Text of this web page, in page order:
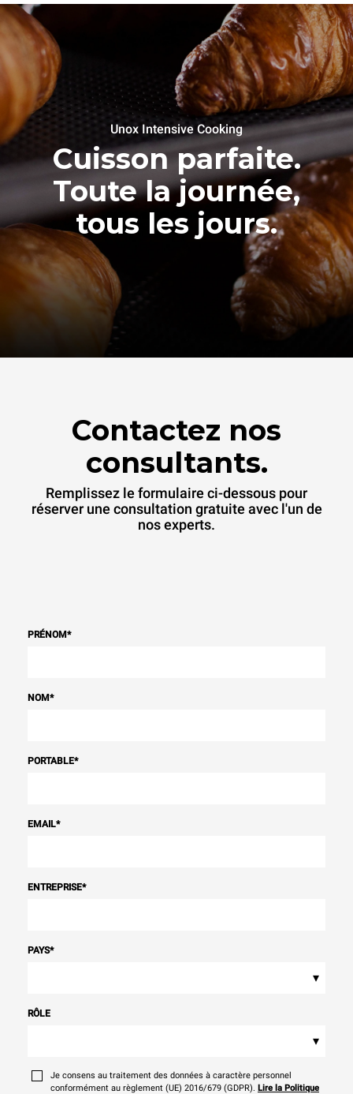
Unox Intensive Cooking
Cuisson parfaite.
Toute la journée,
tous les jours.
Contactez nos
consultants.
Remplissez le formulaire ci-dessous pour
réserver une consultation gratuite avec l'un de
nos experts.
PRÉNOM*
NOM*
PORTABLE*
EMAIL*
ENTREPRISE*
PAYS*
▾
RÔLE
▾
Je consens au traitement des données à caractère personnel
conformément au règlement (UE) 2016/679 (GDPR). Lire la Politique